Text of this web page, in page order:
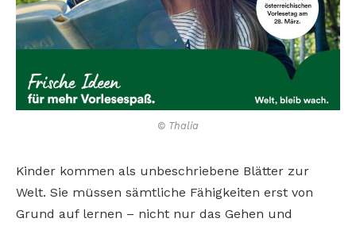
© Thalia
Kinder kommen als unbeschriebene Blätter zur
Welt. Sie müssen sämtliche Fähigkeiten erst von
Grund auf lernen – nicht nur das Gehen und